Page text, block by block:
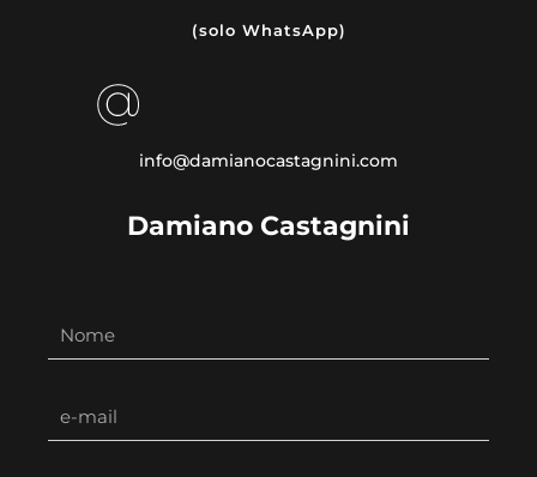
(solo WhatsApp)
info@damianocastagnini.com
Damiano Castagnini